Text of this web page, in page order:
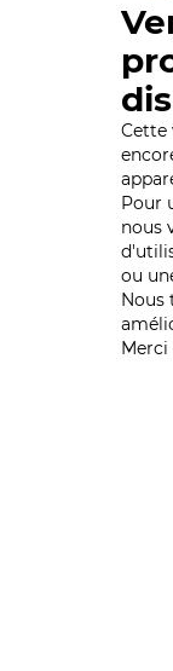
Cette
Pour
nous
ou
Nous